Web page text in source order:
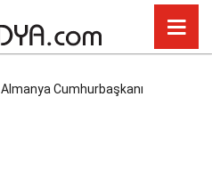
Almanya Cumhurbaşkanı